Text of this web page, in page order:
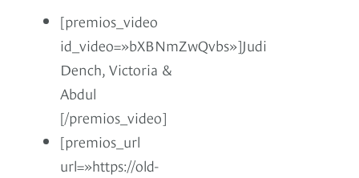
[premios_video
id_video=»bXBNmZwQvbs»]Judi
Dench, Victoria &
Abdul
[/premios_video]
[premios_url
url=»https://old-